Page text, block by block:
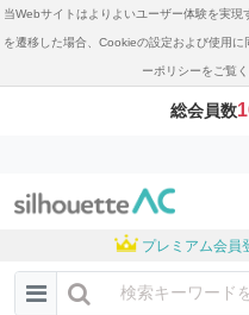
当Webサイトはよりよいユーザー体験を実
を遷移した場合、Cookieの設定および使用
ーポリシーをご覧
総会員数
プレミアム会員